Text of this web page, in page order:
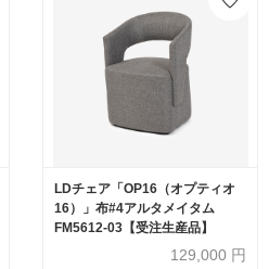
LDチェア「OP16（オプティオ
16）」布#4アルタメイタム
FM5612-03【受注生産品】
129,000 円